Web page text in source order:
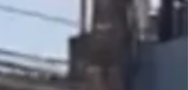
de tiros envolvendo um PM Foto: Reprodução O
candidato a deputado federal Wallace do
Sacramento (Republicanos), 50 anos, morreu
ser baleado na tarde desta segunda-feira (3), em
São João de Meriti, na Baixada Fluminense. O
empresário chegou a ser socorrido em estado